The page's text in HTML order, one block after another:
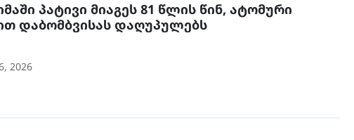
პატივი მიაგეს 81 წლის წინ, ატომური
დაბომბვისას დაღუპულებს
2026